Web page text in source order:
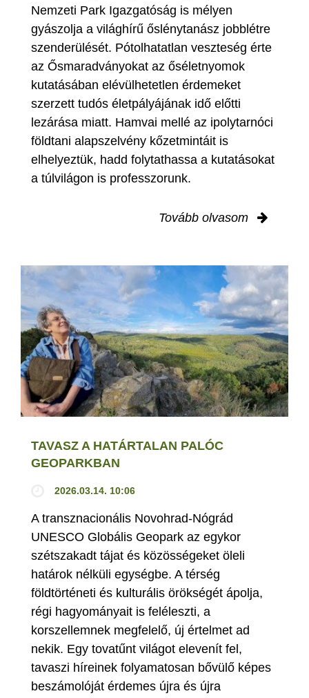
Nemzeti Park Igazgatóság is mélyen
gyászolja a világhírű őslénytanász jobblétre
szenderülését. Pótolhatatlan veszteség érte
az Ősmaradványokat az őséletnyomok
kutatásában elévülhetetlen érdemeket
szerzett tudós életpályájának idő előtti
lezárása miatt. Hamvai mellé az ipolytarnóci
földtani alapszelvény kőzetmintáit is
elhelyeztük, hadd folytathassa a kutatásokat
a túlvilágon is professzorunk.
Tovább olvasom
TAVASZ A HATÁRTALAN PALÓC
GEOPARKBAN
2026.03.14. 10:06
A transznacionális Novohrad-Nógrád
UNESCO Globális Geopark az egykor
szétszakadt tájat és közösségeket öleli
határok nélküli egységbe. A térség
földtörténeti és kulturális örökségét ápolja,
régi hagyományait is feléleszti, a
korszellemnek megfelelő, új értelmet ad
nekik. Egy tovatűnt világot elevenít fel,
tavaszi híreinek folyamatosan bővülő képes
beszámolóját érdemes újra és újra